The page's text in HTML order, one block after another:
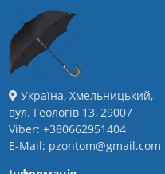
Україна, Хмельницький,
вул. Геологів 13, 29007
Viber: +380662951404
E-Mail: pzontom@gmail.com